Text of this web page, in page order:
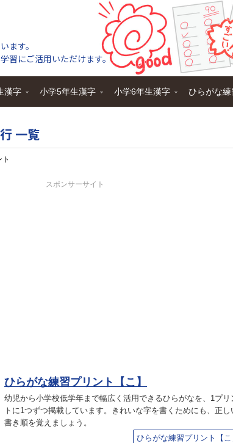
ます。
習にご活用いただけます。
漢字 小学5年生漢字 小学6年生漢字 ひらがな練
一覧
スポンサーサイト
ひらがな練習プリント【こ】
幼児から小学校低学年まで幅広く活用できるひらがなを、1プリ
トに1つずつ掲載しています。きれいな字を書くためにも、正し
書き順を覚えましょう。
ひらがな練習プリント【こ